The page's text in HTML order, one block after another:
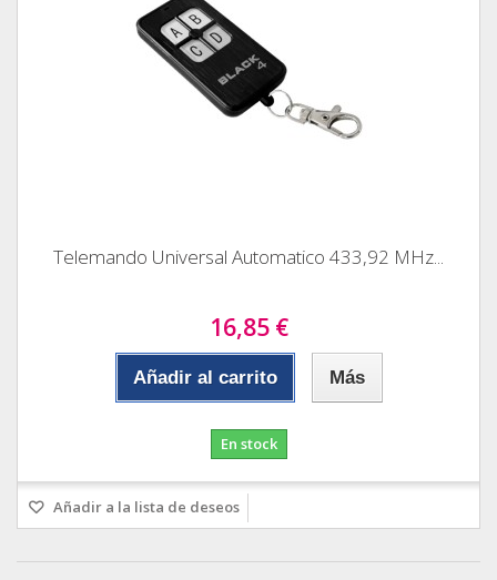
Telemando Universal Automatico 433,92 MHz...
16,85 €
Añadir al carrito Más
En stock
Añadir a la lista de deseos